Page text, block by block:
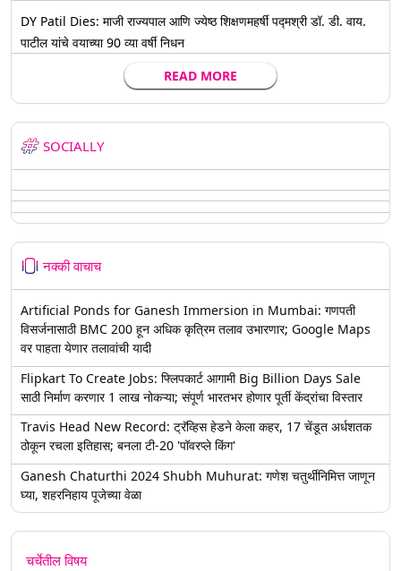
DY Patil Dies: माजी राज्यपाल आणि ज्येष्ठ शिक्षणमहर्षी पद्मश्री डॉ. डी. वाय.
पाटील यांचे वयाच्या 90 व्या वर्षी निधन
READ MORE
SOCIALLY
नक्की वाचाच
Artificial Ponds for Ganesh Immersion in Mumbai: गणपती
विसर्जनासाठी BMC 200 हून अधिक कृत्रिम तलाव उभारणार; Google Maps
वर पाहता येणार तलावांची यादी
Flipkart To Create Jobs: फ्लिपकार्ट आगामी Big Billion Days Sale
साठी निर्माण करणार 1 लाख नोकऱ्या; संपूर्ण भारतभर होणार पूर्ती केंद्रांचा विस्तार
Travis Head New Record: ट्रॅव्हिस हेडने केला कहर, 17 चेंडूत अर्धशतक
ठोकून रचला इतिहास; बनला टी-20 'पॉवरप्ले किंग'
Ganesh Chaturthi 2024 Shubh Muhurat: गणेश चतुर्थीनिमित्त जाणून
घ्या, शहरनिहाय पूजेच्या वेळा
चर्चेतील विषय